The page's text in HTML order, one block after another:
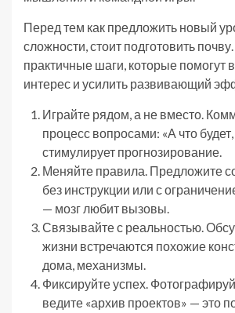
Перед тем как предложить новый
сложности, стоит подготовить
практичные шаги, которые помогут
интерес и усилить развивающий
Играйте рядом, а не вместо.
процесс вопросами: «А что
стимулирует прогнозирование.
Меняйте правила. Предложите
без инструкции или с
— мозг любит вызовы.
Связывайте с реальностью.
жизни встречаются похожие
дома, механизмы.
Фиксируйте успех.
ведите «архив проектов» — это